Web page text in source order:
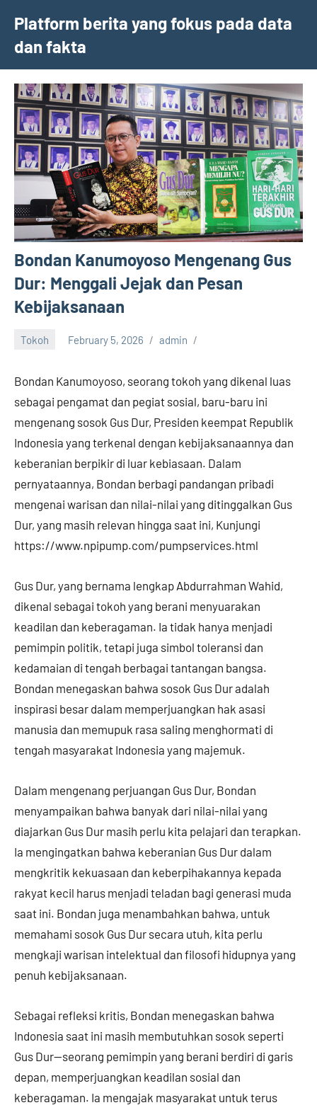
content
Platform berita yang fokus pada data
dan fakta
Bondan Kanumoyoso Mengenang Gus
Dur: Menggali Jejak dan Pesan
Kebijaksanaan
Tokoh February 5, 2026 admin
Bondan Kanumoyoso, seorang tokoh yang dikenal luas
sebagai pengamat dan pegiat sosial, baru-baru ini
mengenang sosok Gus Dur, Presiden keempat Republik
Indonesia yang terkenal dengan kebijaksanaannya dan
keberanian berpikir di luar kebiasaan. Dalam
pernyataannya, Bondan berbagi pandangan pribadi
mengenai warisan dan nilai-nilai yang ditinggalkan Gus
Dur, yang masih relevan hingga saat ini, Kunjungi
https://www.npipump.com/pumpservices.html
Gus Dur, yang bernama lengkap Abdurrahman Wahid,
dikenal sebagai tokoh yang berani menyuarakan
keadilan dan keberagaman. Ia tidak hanya menjadi
pemimpin politik, tetapi juga simbol toleransi dan
kedamaian di tengah berbagai tantangan bangsa.
Bondan menegaskan bahwa sosok Gus Dur adalah
inspirasi besar dalam memperjuangkan hak asasi
manusia dan memupuk rasa saling menghormati di
tengah masyarakat Indonesia yang majemuk.
Dalam mengenang perjuangan Gus Dur, Bondan
menyampaikan bahwa banyak dari nilai-nilai yang
diajarkan Gus Dur masih perlu kita pelajari dan terapkan.
Ia mengingatkan bahwa keberanian Gus Dur dalam
mengkritik kekuasaan dan keberpihakannya kepada
rakyat kecil harus menjadi teladan bagi generasi muda
saat ini. Bondan juga menambahkan bahwa, untuk
memahami sosok Gus Dur secara utuh, kita perlu
mengkaji warisan intelektual dan filosofi hidupnya yang
penuh kebijaksanaan.
Sebagai refleksi kritis, Bondan menegaskan bahwa
Indonesia saat ini masih membutuhkan sosok seperti
Gus Dur—seorang pemimpin yang berani berdiri di garis
depan, memperjuangkan keadilan sosial dan
keberagaman. Ia mengajak masyarakat untuk terus